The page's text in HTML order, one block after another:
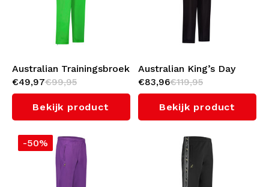
Australian Trainingsbroek
2.0 (Kawasaki)
€49,97€99,95
Bekijk product
Australian King’s Day
Smash Broek
€83,96€119,95
Bekijk product
-50%